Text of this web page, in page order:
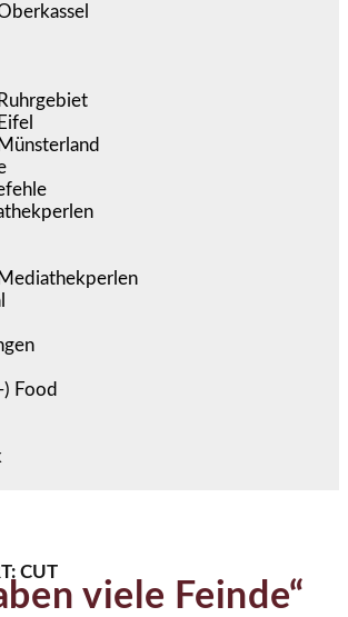
Ruhrgebiet
Eifel
Münsterland
Mediathekperlen
Food
CUT
viele Feinde“